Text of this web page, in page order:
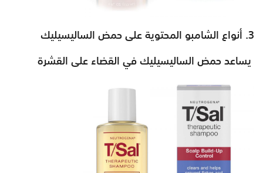
يساعد حمض الساليسيليك في القضاء على القشرة